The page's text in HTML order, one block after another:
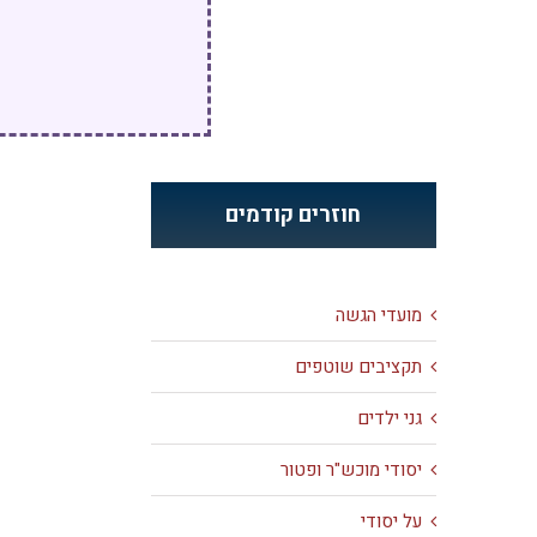
חוזרים קודמים
מועדי הגשה
תקציבים שוטפים
גני ילדים
יסודי מוכש"ר ופטור
על יסודי